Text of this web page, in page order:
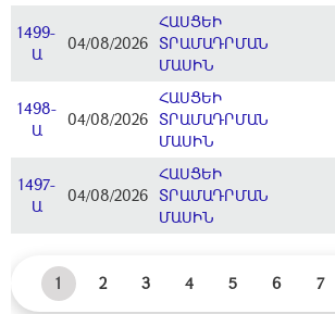
1499-
Ա
04/08/2026
ՀԱՍՑԵԻ
ՏՐԱՄԱԴՐՄԱՆ
ՄԱՍԻՆ
1498-
Ա
04/08/2026
ՀԱՍՑԵԻ
ՏՐԱՄԱԴՐՄԱՆ
ՄԱՍԻՆ
1497-
Ա
04/08/2026
ՀԱՍՑԵԻ
ՏՐԱՄԱԴՐՄԱՆ
ՄԱՍԻՆ
1 2 3 4 5 6 7